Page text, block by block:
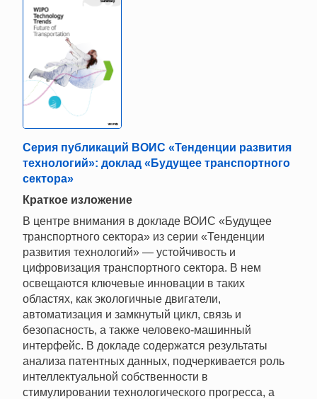
Серия публикаций ВОИС «Тенденции развития
технологий»: доклад «Будущее транспортного
сектора»
Краткое изложение
В центре внимания в докладе ВОИС «Будущее
транспортного сектора» из серии «Тенденции
развития технологий» — устойчивость и
цифровизация транспортного сектора. В нем
освещаются ключевые инновации в таких
областях, как экологичные двигатели,
автоматизация и замкнутый цикл, связь и
безопасность, а также человеко-машинный
интерфейс. В докладе содержатся результаты
анализа патентных данных, подчеркивается роль
интеллектуальной собственности в
стимулировании технологического прогресса, а